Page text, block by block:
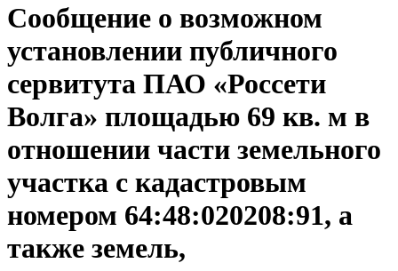
Сообщение о возможном
установлении публичного
сервитута ПАО «Россети
Волга» площадью 69 кв. м в
отношении части земельного
участка с кадастровым
номером 64:48:020208:91, а
также земель,